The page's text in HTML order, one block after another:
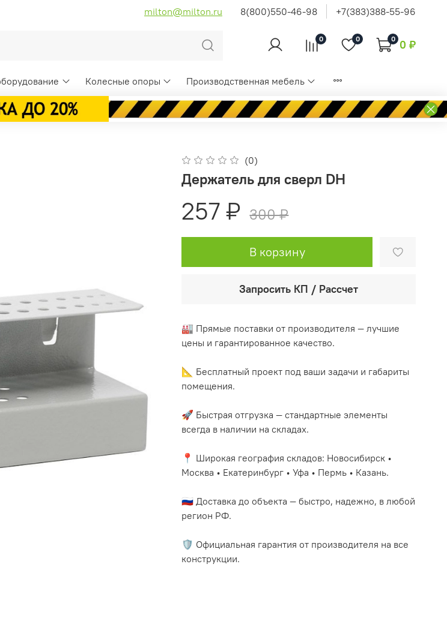
milton@milton.ru 8(800)550-46-98 +7(383)388-55-96
0 0 0 0 ₽
Колесные опоры Производственная мебель
(0)
Держатель для сверл DH
257 ₽ 300 ₽
В корзину
Запросить КП / Рассчет
🏭 Прямые поставки от производителя — лучшие
цены и гарантированное качество.
📐 Бесплатный проект под ваши задачи и габариты
помещения.
🚀 Быстрая отгрузка — стандартные элементы
всегда в наличии на складах.
📍 Широкая география складов: Новосибирск •
Москва • Екатеринбург • Уфа • Пермь • Казань.
🇷🇺 Доставка до объекта — быстро, надежно, в любой
регион РФ.
🛡️ Официальная гарантия от производителя на все
конструкции.